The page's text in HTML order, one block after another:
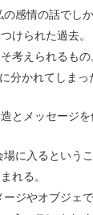
感情の話でしか
けられた過去。
考えられるもの
分かれてしまっ
とメッセージ
に入るというこ
れる。
ジやオブジェで